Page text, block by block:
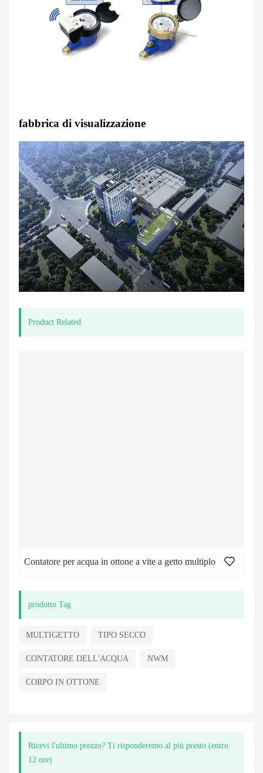
fabbrica di visualizzazione
Product Related
Contatore per acqua in ottone a vite a getto multiplo
prodotto Tag
MULTIGETTO TIPO SECCO
CONTATORE DELL'ACQUA NWM
CORPO IN OTTONE
Ricevi l'ultimo prezzo? Ti risponderemo al più presto (entro
12 ore)